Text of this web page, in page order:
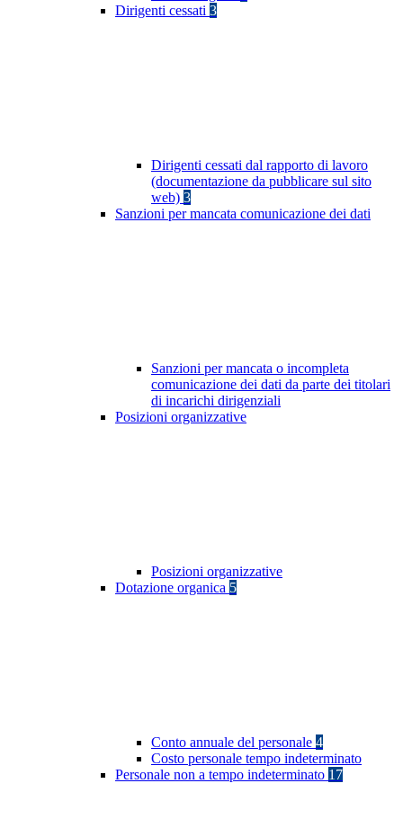
Dirigenti cessati 3
Dirigenti cessati dal rapporto di lavoro
(documentazione da pubblicare sul sito
web) 3
Sanzioni per mancata comunicazione dei dati
Sanzioni per mancata o incompleta
comunicazione dei dati da parte dei titolari
di incarichi dirigenziali
Posizioni organizzative
Posizioni organizzative
Dotazione organica 5
Conto annuale del personale 4
Costo personale tempo indeterminato
Personale non a tempo indeterminato 17